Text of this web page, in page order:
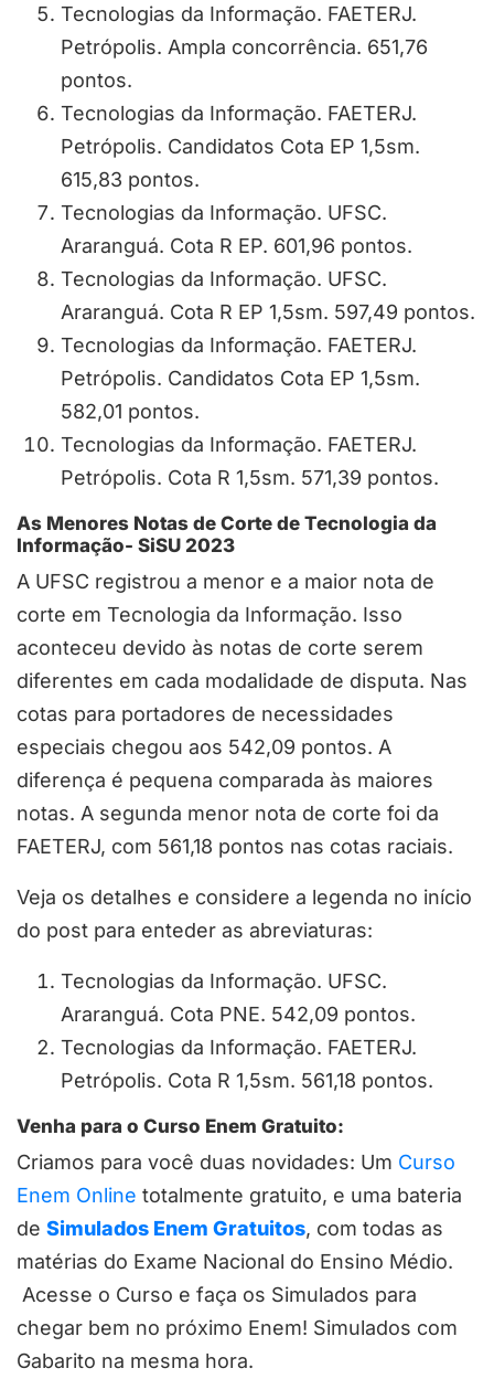
Tecnologias da Informação. FAETERJ.
Petrópolis. Ampla concorrência. 651,76
pontos.
Tecnologias da Informação. FAETERJ.
Petrópolis. Candidatos Cota EP 1,5sm.
615,83 pontos.
Tecnologias da Informação. UFSC.
Araranguá. Cota R EP. 601,96 pontos.
Tecnologias da Informação. UFSC.
Araranguá. Cota R EP 1,5sm. 597,49 pontos.
Tecnologias da Informação. FAETERJ.
Petrópolis. Candidatos Cota EP 1,5sm.
582,01 pontos.
Tecnologias da Informação. FAETERJ.
Petrópolis. Cota R 1,5sm. 571,39 pontos.
As Menores Notas de Corte de Tecnologia da
Informação- SiSU 2023
A UFSC registrou a menor e a maior nota de
corte em Tecnologia da Informação. Isso
aconteceu devido às notas de corte serem
diferentes em cada modalidade de disputa. Nas
cotas para portadores de necessidades
especiais chegou aos 542,09 pontos. A
diferença é pequena comparada às maiores
notas. A segunda menor nota de corte foi da
FAETERJ, com 561,18 pontos nas cotas raciais.
Veja os detalhes e considere a legenda no início
do post para enteder as abreviaturas:
Tecnologias da Informação. UFSC.
Araranguá. Cota PNE. 542,09 pontos.
Tecnologias da Informação. FAETERJ.
Petrópolis. Cota R 1,5sm. 561,18 pontos.
Venha para o Curso Enem Gratuito:
Criamos para você duas novidades: Um Curso
Enem Online totalmente gratuito, e uma bateria
de Simulados Enem Gratuitos, com todas as
matérias do Exame Nacional do Ensino Médio.
Acesse o Curso e faça os Simulados para
chegar bem no próximo Enem! Simulados com
Gabarito na mesma hora.